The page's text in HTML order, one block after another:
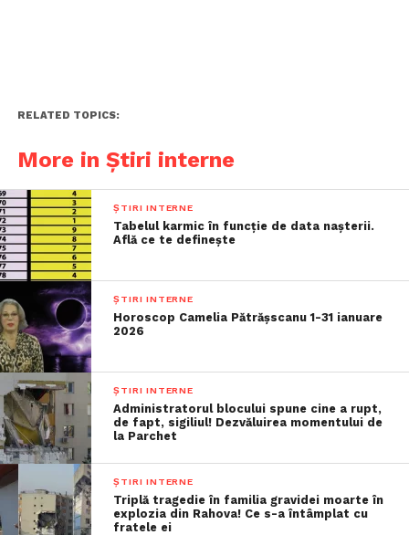
RELATED TOPICS:
More in Știri interne
ȘTIRI INTERNE
Tabelul karmic în funcție de data nașterii.
Află ce te definește
ȘTIRI INTERNE
Horoscop Camelia Pătrășscanu 1-31 ianuare
2026
ȘTIRI INTERNE
Administratorul blocului spune cine a rupt,
de fapt, sigiliul! Dezvăluirea momentului de
la Parchet
ȘTIRI INTERNE
Triplă tragedie în familia gravidei moarte în
explozia din Rahova! Ce s-a întâmplat cu
fratele ei